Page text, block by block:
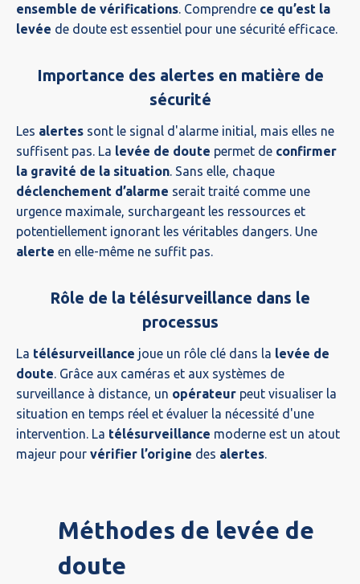
ensemble de vérifications . Comprendre ce qu’est la
levée de doute est essentiel pour une sécurité efficace.
Importance des alertes en matière de
sécurité
Les alertes sont le signal d'alarme initial, mais elles ne
suffisent pas. La levée de doute permet de confirmer
la gravité de la situation . Sans elle, chaque
déclenchement d’alarme serait traité comme une
urgence maximale, surchargeant les ressources et
potentiellement ignorant les véritables dangers. Une
alerte en elle-même ne suffit pas.
Rôle de la télésurveillance dans le
processus
La télésurveillance joue un rôle clé dans la levée de
doute . Grâce aux caméras et aux systèmes de
surveillance à distance, un opérateur peut visualiser la
situation en temps réel et évaluer la nécessité d'une
intervention. La télésurveillance moderne est un atout
majeur pour vérifier l’origine des alertes
Méthodes de levée de
doute